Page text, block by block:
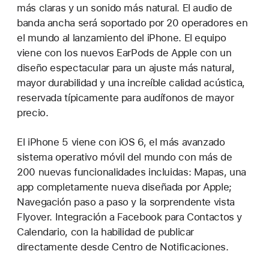
más claras y un sonido más natural. El audio de
banda ancha será soportado por 20 operadores en
el mundo al lanzamiento del iPhone. El equipo
viene con los nuevos EarPods de Apple con un
diseño espectacular para un ajuste más natural,
mayor durabilidad y una increíble calidad acústica,
reservada típicamente para audífonos de mayor
precio.
El iPhone 5 viene con iOS 6, el más avanzado
sistema operativo móvil del mundo con más de
200 nuevas funcionalidades incluidas: Mapas, una
app completamente nueva diseñada por Apple;
Navegación paso a paso y la sorprendente vista
Flyover. Integración a Facebook para Contactos y
Calendario, con la habilidad de publicar
directamente desde Centro de Notificaciones.